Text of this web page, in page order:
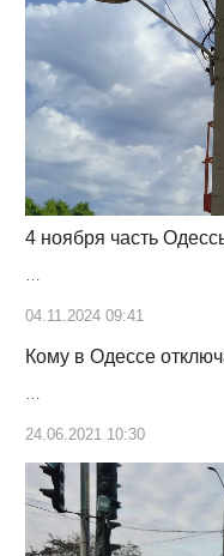
4 ноября часть
…
04.11.2024 09:41
Кому в Одессе
…
24.06.2021 10:30